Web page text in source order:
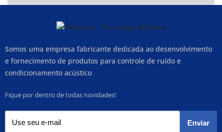
Somos uma empresa fabricante dedicada ao desenvolvimento
e fornecimento de produtos para controle de ruído e
condicionamento acústico
Fique por dentro de todas novidades!